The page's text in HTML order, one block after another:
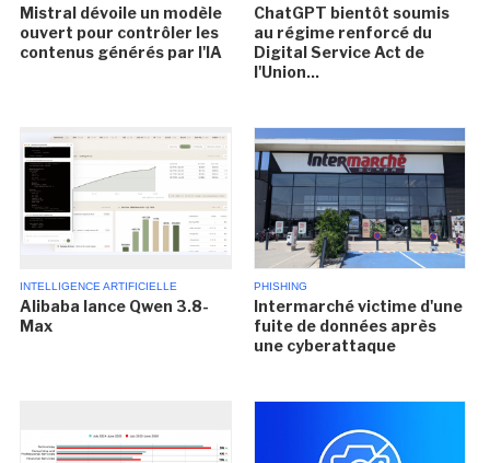
Mistral dévoile un modèle
ouvert pour contrôler les
contenus générés par l'IA
ChatGPT bientôt soumis
au régime renforcé du
Digital Service Act de
l'Union...
INTELLIGENCE ARTIFICIELLE
Alibaba lance Qwen 3.8-
Max
PHISHING
Intermarché victime d'une
fuite de données après
une cyberattaque